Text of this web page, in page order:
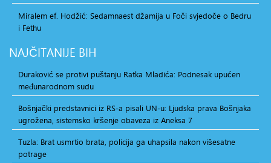
Miralem ef. Hodžić: Sedamnaest džamija u Foči svjedoče o Bedru
i Fethu
NAJČITANIJE BIH
Duraković se protivi puštanju Ratka Mladića: Podnesak upućen
međunarodnom sudu
Bošnjački predstavnici iz RS-a pisali UN-u: Ljudska prava Bošnjaka
ugrožena, sistemsko kršenje obaveza iz Aneksa 7
Tuzla: Brat usmrtio brata, policija ga uhapsila nakon višesatne
potrage